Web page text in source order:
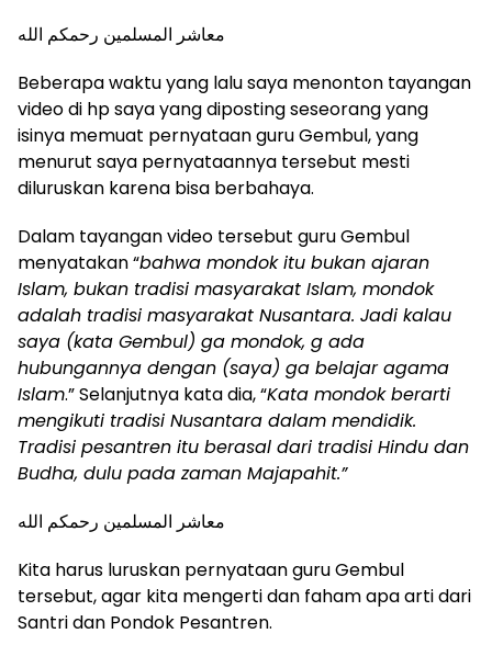
معاشر المسلمين رحمكم الله
Beberapa waktu yang lalu saya menonton tayangan
video di hp saya yang diposting seseorang yang
isinya memuat pernyataan guru Gembul, yang
menurut saya pernyataannya tersebut mesti
diluruskan karena bisa berbahaya.
Dalam tayangan video tersebut guru Gembul
menyatakan “bahwa mondok itu bukan ajaran
Islam, bukan tradisi masyarakat Islam, mondok
adalah tradisi masyarakat Nusantara. Jadi kalau
saya (kata Gembul) ga mondok, g ada
hubungannya dengan (saya) ga belajar agama
Islam.” Selanjutnya kata dia, “Kata mondok berarti
mengikuti tradisi Nusantara dalam mendidik.
Tradisi pesantren itu berasal dari tradisi Hindu dan
Budha, dulu pada zaman Majapahit.”
معاشر المسلمين رحمكم الله
Kita harus luruskan pernyataan guru Gembul
tersebut, agar kita mengerti dan faham apa arti dari
Santri dan Pondok Pesantren.